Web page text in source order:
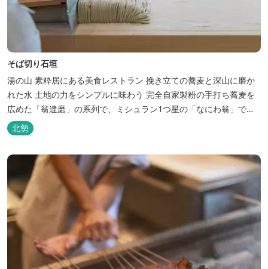
そば切り石垣
湯の山 素粋居にある美食レストラン 挽き立ての蕎麦と深山に磨か
れた水 土地の力をシンプルに味わう 完全自家製粉の手打ち蕎麦を
広めた「翁達磨」の系列で、ミシュラン1つ星の「なにわ翁」で研
鑽を積んだ石垣雄介氏が開業した「そば切り石垣」。 翁伝統の完全
自家製粉による二八蕎麦を踏襲し、蕎麦と酒をシンプルに楽しむ店
を実現しました。国産蕎麦の香りを存分に引き出す、湯の山温泉の
天然の水の力...
北勢